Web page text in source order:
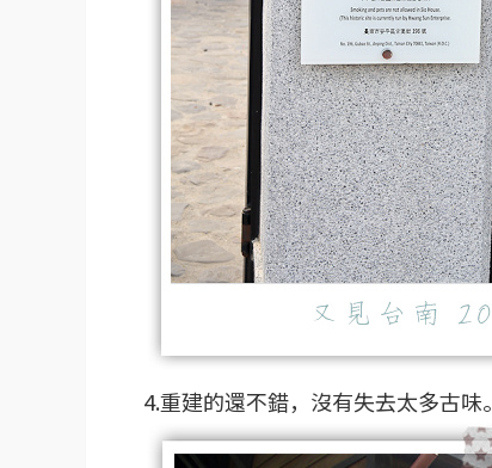
4.重建的還不錯，沒有失去太多古味。